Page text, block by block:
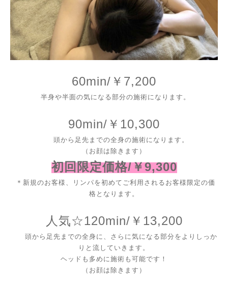
60min/￥7,200
半身や半面の気になる部分の施術になります。
90min/￥10,300
頭から足先までの全身の施術になります。
（お顔は除きます）
初回限定価格/￥9,300
＊新規のお客様、リンパを初めてご利用されるお客様限定の価
格となります。
人気☆120min/￥13,200
頭から足先までの全身に、さらに気になる部分をよりしっか
りと流していきます。
ヘッドも多めに施術も可能です！
（お顔は除きます）